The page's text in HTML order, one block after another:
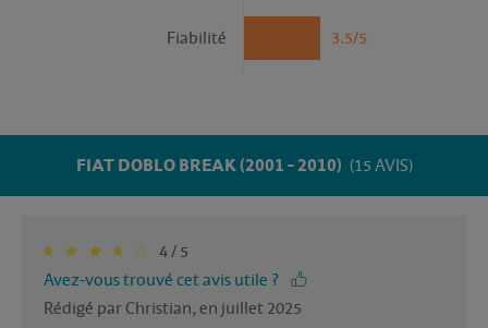
3.5/5
Fiabilité
FIAT DOBLO BREAK (2001 - 2010) (15 AVIS)
4 / 5
Avez-vous trouvé cet avis utile ?
Rédigé par Christian, en juillet 2025